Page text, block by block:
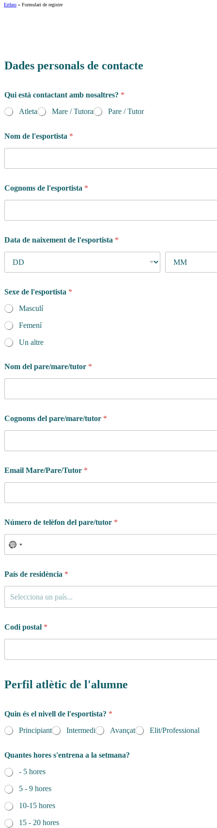
Ertheo » Formulari de registre
Dades personals de contacte
Qui està contactant amb nosaltres? *
Atleta
Mare / Tutora Pare / Tutor
Nom de l'esportista *
Cognoms de l'esportista *
Data de naixement de l'esportista *
Sexe de l'esportista *
Masculí
Femení
Un altre
Nom del pare/mare/tutor *
Cognoms del pare/mare/tutor *
Email Mare/Pare/Tutor *
Número de telèfon del pare/tutor *
r
o
a
e
d
País de residència *
Selecciona un país...
Codi postal *
Perfil atlètic de l'alumne
Quin és el nivell de l'esportista? *
Principiant
Intermedi Avançat Elit/Professional
Quantes hores s'entrena a la setmana?
- 5 hores
5 - 9 hores
10-15 hores
15 - 20 hores